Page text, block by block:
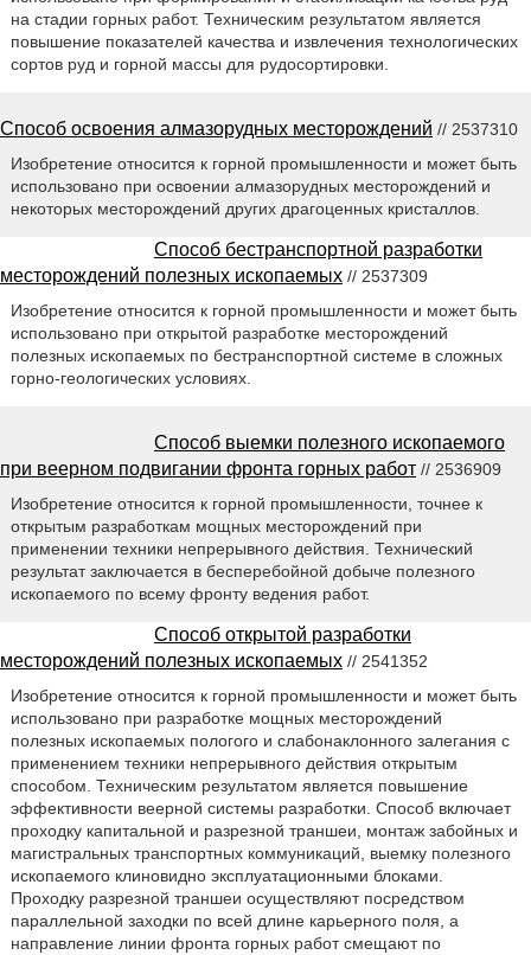
на стадии горных работ. Техническим результатом является
повышение показателей качества и извлечения технологических
сортов руд и горной массы для рудосортировки.
Способ освоения алмазорудных месторождений // 2537310
Изобретение относится к горной промышленности и может быть
использовано при освоении алмазорудных месторождений и
некоторых месторождений других драгоценных кристаллов.
Способ бестранспортной разработки
месторождений полезных ископаемых // 2537309
Изобретение относится к горной промышленности и может быть
использовано при открытой разработке месторождений
полезных ископаемых по бестранспортной системе в сложных
горно-геологических условиях.
Способ выемки полезного ископаемого
при веерном подвигании фронта горных работ // 2536909
Изобретение относится к горной промышленности, точнее к
открытым разработкам мощных месторождений при
применении техники непрерывного действия. Технический
результат заключается в бесперебойной добыче полезного
ископаемого по всему фронту ведения работ.
Способ открытой разработки
месторождений полезных ископаемых // 2541352
Изобретение относится к горной промышленности и может быть
использовано при разработке мощных месторождений
полезных ископаемых пологого и слабонаклонного залегания с
применением техники непрерывного действия открытым
способом. Техническим результатом является повышение
эффективности веерной системы разработки. Способ включает
проходку капитальной и разрезной траншеи, монтаж забойных и
магистральных транспортных коммуникаций, выемку полезного
ископаемого клиновидно эксплуатационными блоками.
Проходку разрезной траншеи осуществляют посредством
параллельной заходки по всей длине карьерного поля, а
направление линии фронта горных работ смещают по